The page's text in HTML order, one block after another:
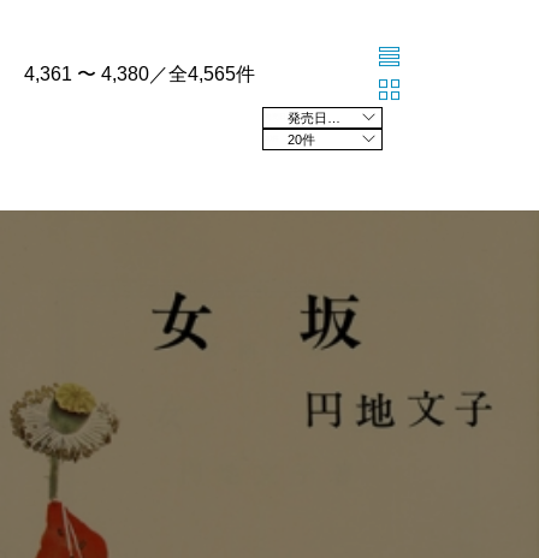
4,361 〜 4,380／全4,565件
20件